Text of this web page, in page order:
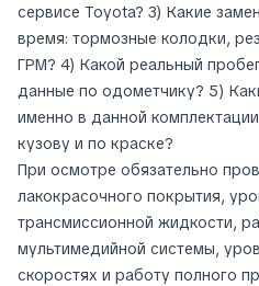
сервисе Toyota? 3) Какие
время: тормозные колодки,
ГРМ? 4) Какой реальный
данные по одометчику? 5)
именно в данной
кузову и по краске?
При осмотре обязательно
лакокрасочного покрытия,
трансмиссионной жидкости,
мультимедийной системы,
скоростях и работу полного